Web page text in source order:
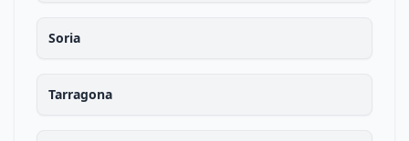
Soria
Tarragona